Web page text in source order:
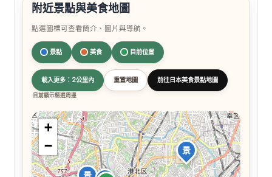
附近景點與美食地圖
點選圖標可查看簡介、圖片與導航。
景點 美食 目前位置
載入更多：2公里內 重置地圖 前往日本美食景點地圖
目前顯示精選周邊
景
景
+
−